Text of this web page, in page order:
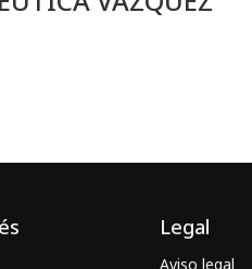
Legal
Aviso legal